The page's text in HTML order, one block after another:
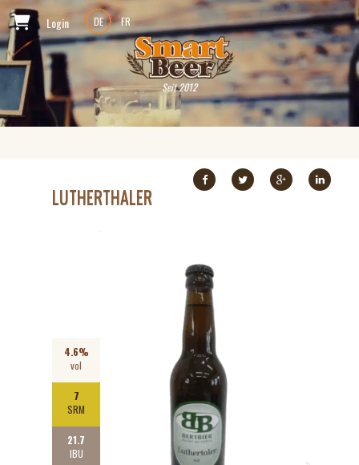
Login DE FR
Seit 2012
LUTHERTHALER
4.6%
vol
7
SRM
21.7
IBU